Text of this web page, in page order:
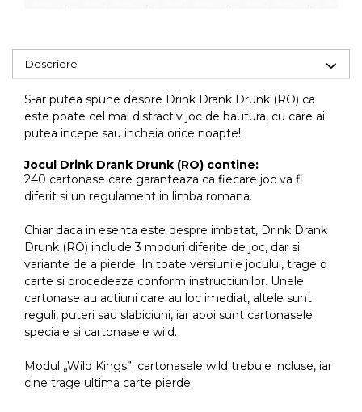
Descriere
S-ar putea spune despre Drink Drank Drunk (RO) ca
este poate cel mai distractiv joc de bautura, cu care ai
putea incepe sau incheia orice noapte!
Jocul Drink Drank Drunk (RO) contine:
240 cartonase care garanteaza ca fiecare joc va fi
diferit si un regulament in limba romana.
Chiar daca in esenta este despre imbatat, Drink Drank
Drunk (RO) include 3 moduri diferite de joc, dar si
variante de a pierde. In toate versiunile jocului, trage o
carte si procedeaza conform instructiunilor. Unele
cartonase au actiuni care au loc imediat, altele sunt
reguli, puteri sau slabiciuni, iar apoi sunt cartonasele
speciale si cartonasele wild.
Modul „Wild Kings”: cartonasele wild trebuie incluse, iar
cine trage ultima carte pierde.